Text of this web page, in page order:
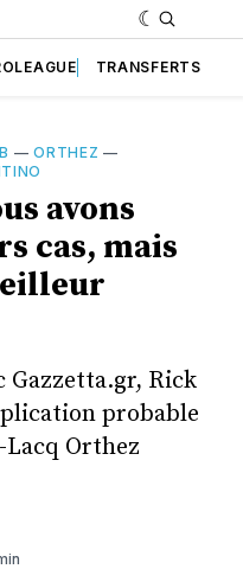
TRANSFERTS
—ORTHEZ —
avons
cas, mais
Rick
probable
Lacq Orthez